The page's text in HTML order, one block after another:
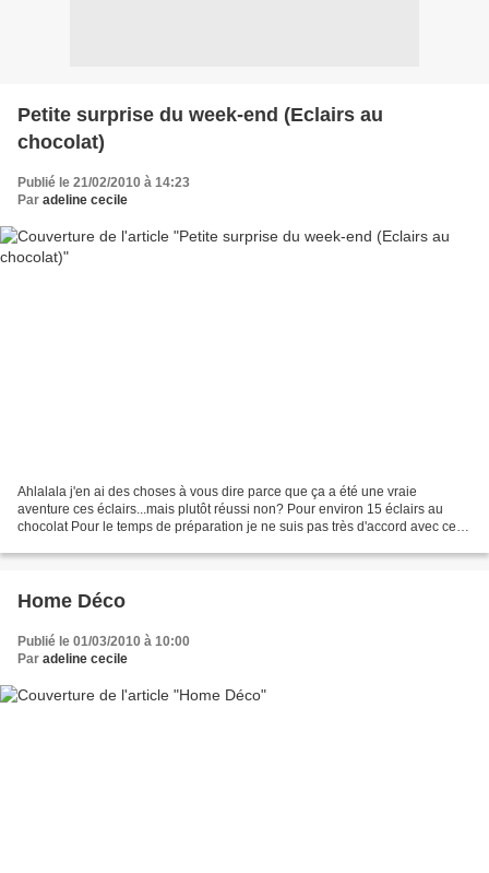
Petite surprise du week-end (Eclairs au
chocolat)
Publié le 21/02/2010 à 14:23
Par adeline cecile
Ahlalala j'en ai des choses à vous dire parce que ça a été une vraie
aventure ces éclairs...mais plutôt réussi non? Pour environ 15 éclairs au
chocolat Pour le temps de préparation je ne suis pas très d'accord avec ce
Home Déco
Publié le 01/03/2010 à 10:00
Par adeline cecile